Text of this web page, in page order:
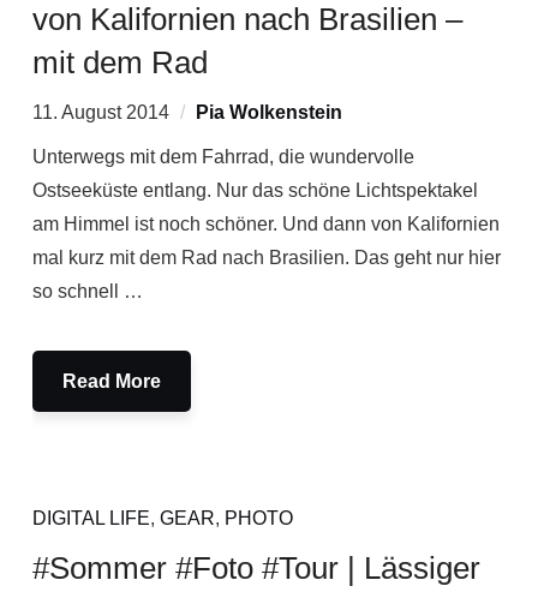
von Kalifornien nach Brasilien –
mit dem Rad
11. August 2014 Pia Wolkenstein
Unterwegs mit dem Fahrrad, die wundervolle
Ostseeküste entlang. Nur das schöne Lichtspektakel
am Himmel ist noch schöner. Und dann von Kalifornien
mal kurz mit dem Rad nach Brasilien. Das geht nur hier
so schnell …
Read More
DIGITAL LIFE, GEAR, PHOTO
#Sommer #Foto #Tour | Lässiger